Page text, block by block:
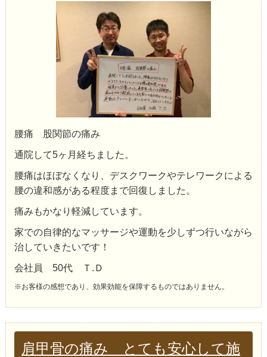
腰痛 股関節の痛み
通院して5ヶ月経ちました。
腰痛はほぼなくなり、デスクワークやテレワークによる
腰の違和感がある程度まで回復しました。
痛みもかなり軽減しています。
家での自律的なマッサージや運動を少しずつ行いながら
治していきたいです！
会社員 50代 Ｔ.Ｄ
※お客様の感想であり、効果効能を保障するものではありません。
肩甲骨の痛み とても安心して施